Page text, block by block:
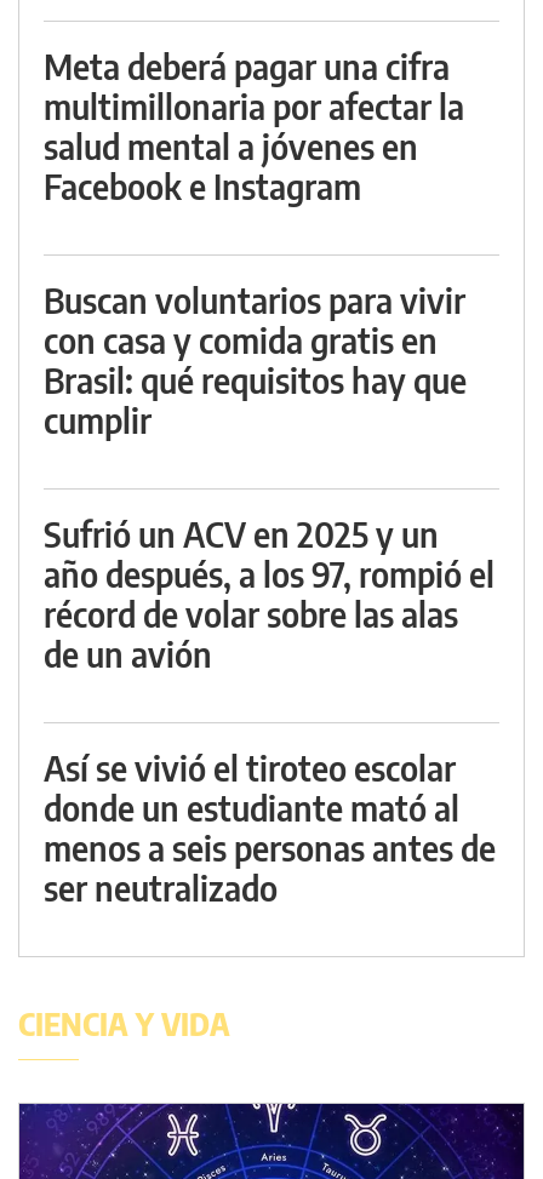
Meta deberá pagar una cifra
multimillonaria por afectar la
salud mental a jóvenes en
Facebook e Instagram
Buscan voluntarios para vivir
con casa y comida gratis en
Brasil: qué requisitos hay que
cumplir
Sufrió un ACV en 2025 y un
año después, a los 97, rompió el
récord de volar sobre las alas
de un avión
Así se vivió el tiroteo escolar
donde un estudiante mató al
menos a seis personas antes de
ser neutralizado
CIENCIA Y VIDA